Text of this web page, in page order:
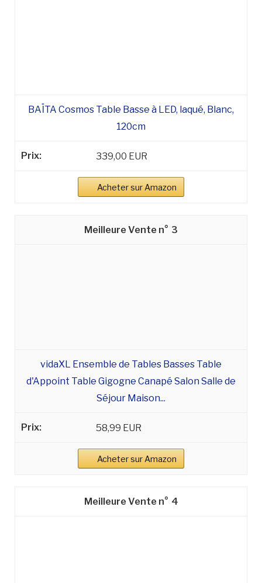
BAÏTA Cosmos Table Basse à LED, laqué, Blanc,
120cm
339,00 EUR
Acheter sur Amazon
3
vidaXL Ensemble de Tables Basses Table
d'Appoint Table Gigogne Canapé Salon Salle de
Séjour Maison...
58,99 EUR
Acheter sur Amazon
4